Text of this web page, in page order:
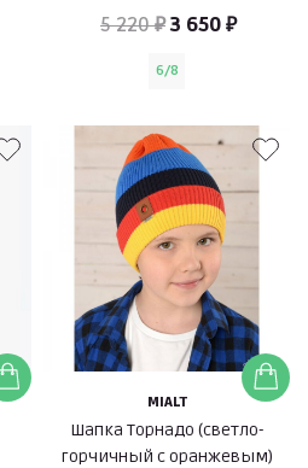
5 220 ₽3 650 ₽
6/8
MIALT
Шапка Торнадо (светло-
горчичный с оранжевым)